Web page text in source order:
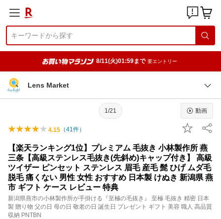
8/11(火)01:59まで 要エントリー
Lens Market
1/21 動画
4.15 （41件）
【楽天ランキング1位】プレミアム 毛抜き 小林製作所 燕
三条【高級ステンレス毛抜き(先斜め)キャップ付き】 高級
ツイザー ピンセット ステンレス 眉毛 産毛 髭 ひげ ムダ毛
脱毛 痛くない 男性 女性 おすすめ 日本製 けぬき 新潟県 燕
市 ギフト ケース レビュー 特典
新潟県燕市の小林製作所が手掛ける『至極の毛抜き』 至極 毛抜き 精密 日本
製 贈り物 父の日 母の日 敬老の日 誕生日 プレゼント ギフト 美容 職人 高品質
収納 PNTBN